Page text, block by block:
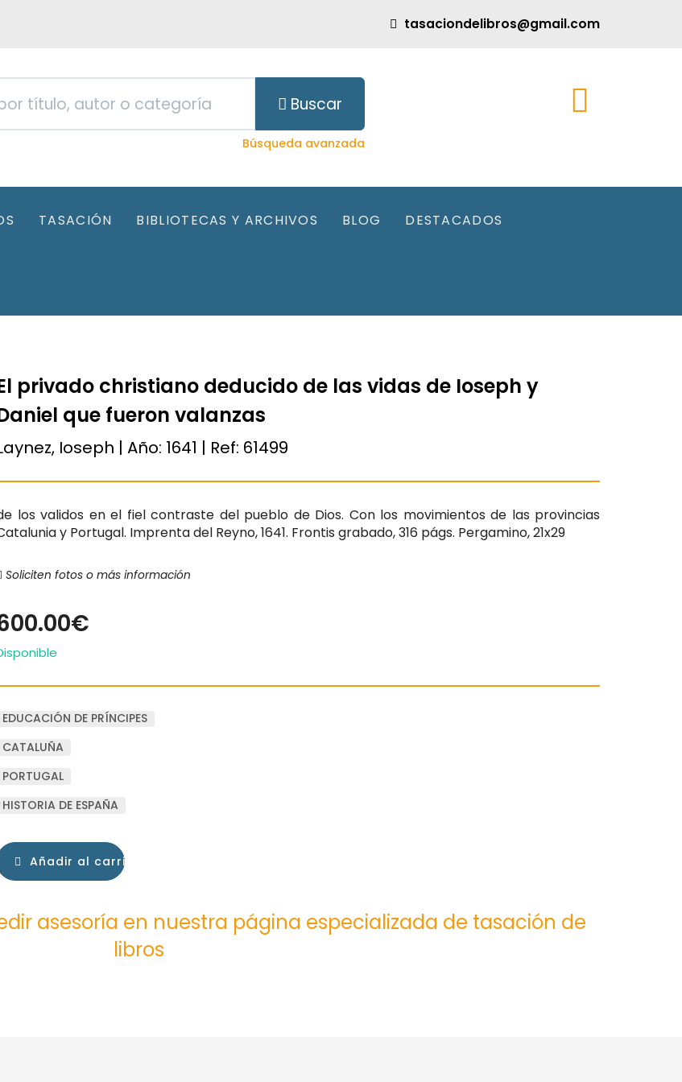
tasaciondelibros@gmail.com
Buscar
Búsqueda avanzada
TASACIÓN BIBLIOTECAS Y ARCHIVOS BLOG DESTACADOS
privado christiano deducido de las vidas de Ioseph y
que fueron valanzas
Ioseph | Año: 1641 | Ref: 61499
los validos en el fiel contraste del pueblo de Dios. Con los movimientos de las provincias
y Portugal. Imprenta del Reyno, 1641. Frontis grabado, 316 págs. Pergamino, 21x29
Soliciten fotos o más información
EDUCACIÓN DE PRÍNCIPES
CATALUÑA
PORTUGAL
HISTORIA DE ESPAÑA
Añadir al carrito
asesoría en nuestra página especializada de tasación de
libros